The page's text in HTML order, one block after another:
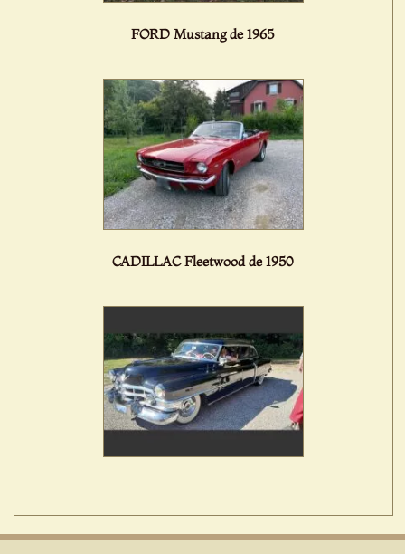
FORD Mustang de 1965
CADILLAC Fleetwood de 1950